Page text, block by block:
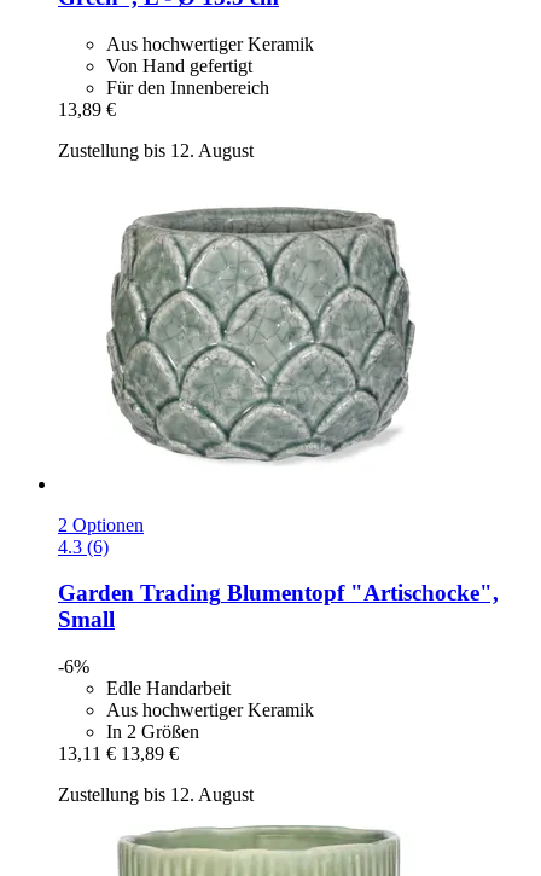
Aus hochwertiger Keramik
Von Hand gefertigt
Für den Innenbereich
13,89 €
Zustellung bis 12. August
2 Optionen
4.3 (6)
Garden Trading Blumentopf "Artischocke",
Small
-6%
Edle Handarbeit
Aus hochwertiger Keramik
In 2 Größen
13,11 € 13,89 €
Zustellung bis 12. August